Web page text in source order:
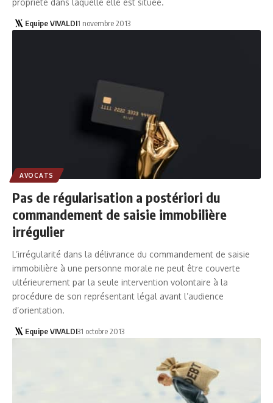
propriété dans laquelle elle est située.
Equipe VIVALDI1 novembre 2013
AVOCATS
Pas de régularisation a postériori du
commandement de saisie immobilière
irrégulier
L’irrégularité dans la délivrance du commandement de saisie
immobilière à une personne morale ne peut être couverte
ultérieurement par la seule intervention volontaire à la
procédure de son représentant légal avant l’audience
d’orientation.
Equipe VIVALDI31 octobre 2013